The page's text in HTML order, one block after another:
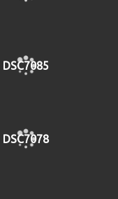
DSC7085
DSC7078